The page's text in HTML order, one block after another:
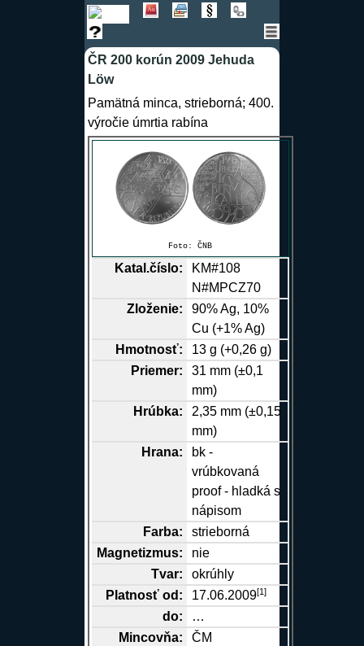
ČR 200 korún 2009 Jehuda
Löw
Pamätná minca, strieborná; 400.
výročie úmrtia rabína
Foto:ČNB
Katal.číslo:
KM#108
N#MPCZ70
Zloženie:
90%Ag, 10%
Cu (+1%Ag)
Hmotnosť:
13 g (+0,26 g)
Priemer:
31 mm (±0,1
mm)
Hrúbka:
2,35 mm (±0,15
mm)
Hrana:
bk -
vrúbkovaná
proof - hladká s
nápisom
Farba:
strieborná
Magnetizmus:
nie
Tvar:
okrúhly
Platnosť od:
17.06.2009[1]
do:
…
Mincovňa:
ČM